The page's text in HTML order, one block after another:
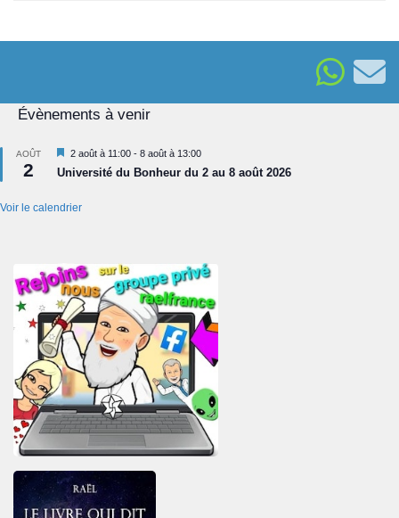
Évènements à venir
AOÛT
2
Mis
en
avant
2 août à 11:00 - 8 août à 13:00
Université du Bonheur du 2 au 8 août 2026
Voir le calendrier